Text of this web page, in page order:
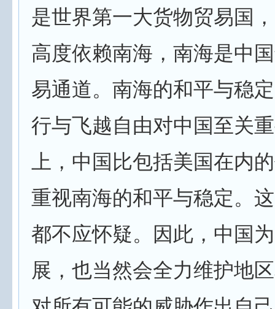
是世界第一大货物贸易国
高度依赖南海，南海是中
易通道。南海的和平与稳
行与飞越自由对中国至关
上，中国比包括美国在内
重视南海的和平与稳定。
都不应怀疑。因此，中国
展，也当然会全力维护地